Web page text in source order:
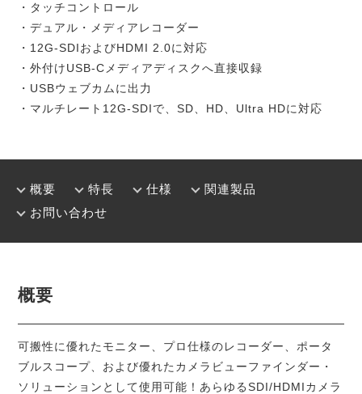
・タッチコントロール
・デュアル・メディアレコーダー
・12G-SDIおよびHDMI 2.0に対応
・外付けUSB-Cメディアディスクへ直接収録
・USBウェブカムに出力
・マルチレート12G-SDIで、SD、HD、Ultra HDに対応
概要 特長 仕様
関連製品
お問い合わせ
概要
可搬性に優れたモニター、プロ仕様のレコーダー、ポータ
ブルスコープ、および優れたカメラビューファインダー・
ソリューションとして使用可能！あらゆるSDI/HDMIカメラ